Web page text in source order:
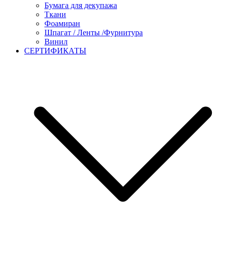
Бумага для декупажа
Ткани
Фоамиран
Шпагат / Ленты /Фурнитура
Винил
СЕРТИФИКАТЫ